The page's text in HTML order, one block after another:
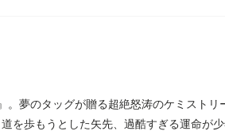
夢のタッグが贈る超絶怒涛のケミストリ
を歩もうとした矢先、過酷すぎる運命